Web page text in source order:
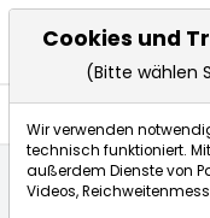
Cookies und
(Bitte wählen
Wir verwenden
technisch funktioniert.
außerdem Dienste von
Videos,